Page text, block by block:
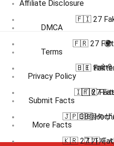
Affiliate Disclosure
DMCA
Terms
Privacy Policy
Submit Facts
More Facts
🇫🇮 27
🇫🇷 27
🇭🇮 शामोनी
🇮🇹 27
🇯🇵 38個のザ
🇰🇷 27 가지
🌍
🇩🇪
🇫🇷 Faits
🇪🇸
🇮🇹